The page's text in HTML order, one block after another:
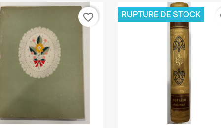
favorite_border RUPTURE DE STOCK